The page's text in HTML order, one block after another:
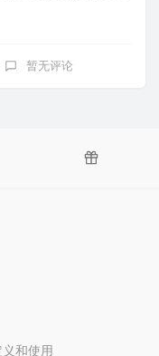
暂无评论
和使用